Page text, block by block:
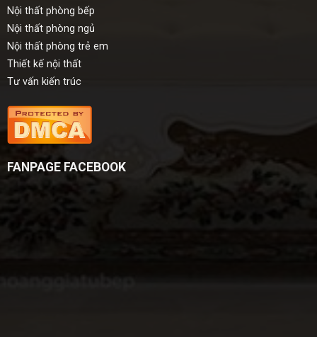
Nội thất phòng bếp
Nội thất phòng ngủ
Nội thất phòng trẻ em
Thiết kế nội thất
Tư vấn kiến trúc
FANPAGE FACEBOOK